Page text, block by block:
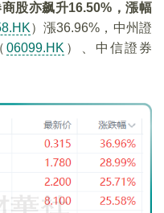
股亦飙升16.50%，漲幅
）漲36.96%，中州證
06099.HK ）、中信證券